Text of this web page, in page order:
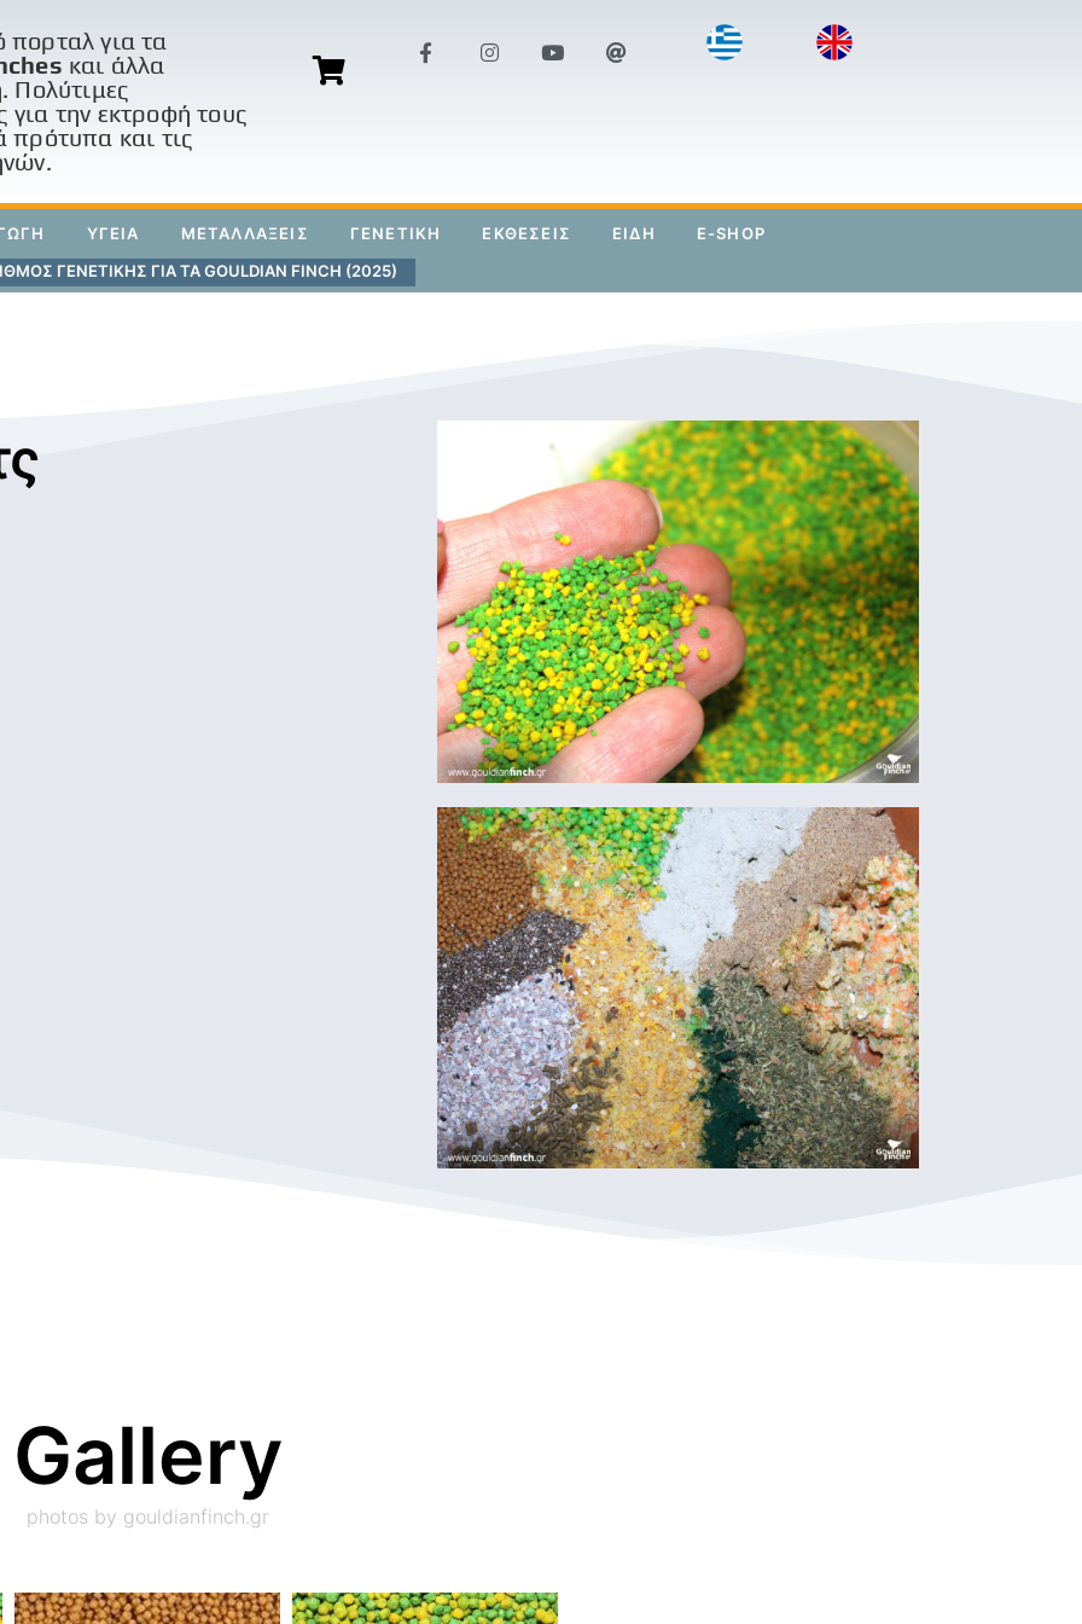
πορταλ για τα
και άλλα
Πολύτιμες
για την εκτροφή τους
πρότυπα και τις
ΥΓΕΙΑ ΜΕΤΑΛΛΑΞΕΙΣ ΓΕΝΕΤΙΚΗ ΕΚΘΕΣΕΙΣ ΕΙΔΗ
E-SHOP
ΓΕΝΕΤΙΚΗΣ ΓΙΑ ΤΑ GOULDIAN FINCH (2025)
Gallery
photos by gouldianfinch.gr